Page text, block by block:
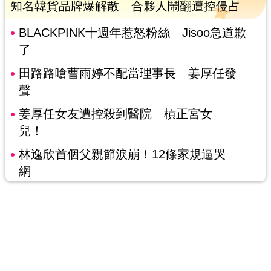
知名韓貨品牌爆解散 合夥人鬧翻遭控侵占
BLACKPINK十週年惹怒粉絲 Jisoo急道歉
了
田路路嗆曹雨婷不配當理事長 姜厚任發
聲
姜厚任女友遭控殺到醫院 槓正宮女
兒！
林逸欣首個父親節淚崩！12條家規逼哭
網